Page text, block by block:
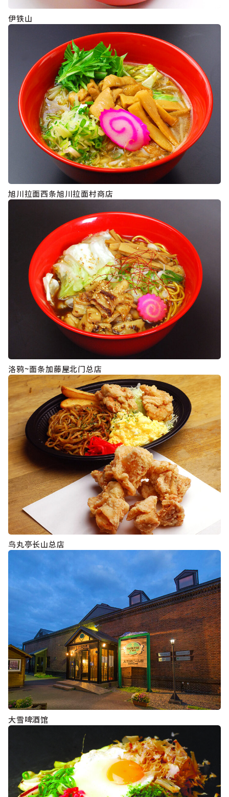
伊铁山
旭川拉面西条旭川拉面村商店
洛鸦~面条加藤屋北门总店
鸟丸亭长山总店
大雪啤酒馆